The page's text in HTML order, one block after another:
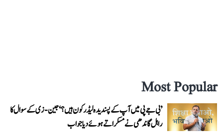
Most Popular
’بی جے پی میں آپ کے پسندیدہ لیڈر کون ہیں؟‘ جین-زی کے سوال کا
راہل گاندھی نے مسکراتے ہوئے دیا جواب